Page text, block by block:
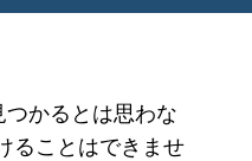
かるとは思わな
ることはできませ